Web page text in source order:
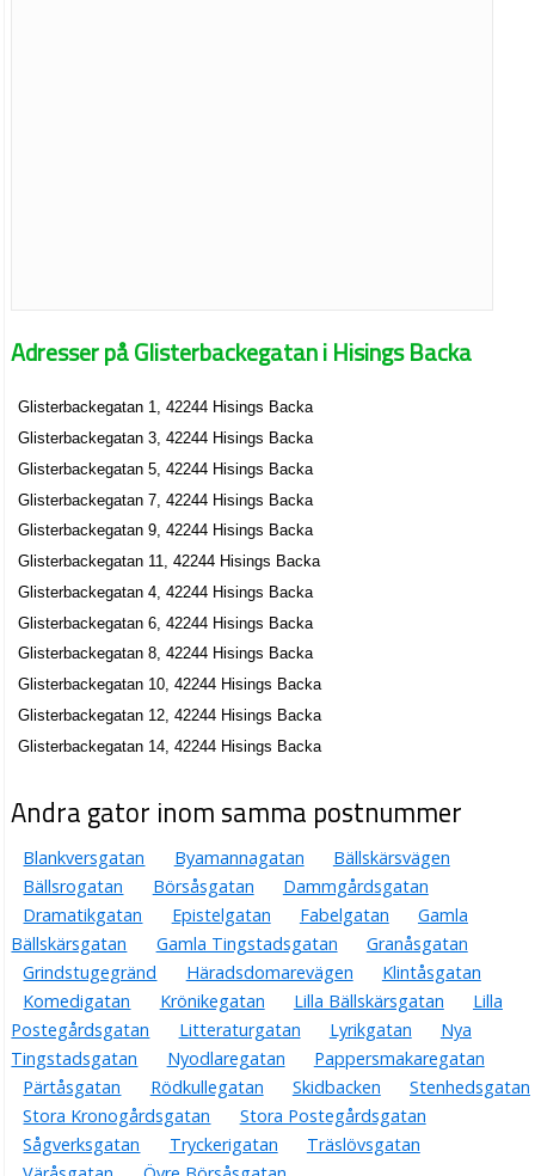
Adresser på Glisterbackegatan i Hisings Backa
Glisterbackegatan 1, 42244 Hisings Backa
Glisterbackegatan 3, 42244 Hisings Backa
Glisterbackegatan 5, 42244 Hisings Backa
Glisterbackegatan 7, 42244 Hisings Backa
Glisterbackegatan 9, 42244 Hisings Backa
Glisterbackegatan 11, 42244 Hisings Backa
Glisterbackegatan 4, 42244 Hisings Backa
Glisterbackegatan 6, 42244 Hisings Backa
Glisterbackegatan 8, 42244 Hisings Backa
Glisterbackegatan 10, 42244 Hisings Backa
Glisterbackegatan 12, 42244 Hisings Backa
Glisterbackegatan 14, 42244 Hisings Backa
Andra gator inom samma postnummer
Blankversgatan Byamannagatan
Bällskärsvägen
Bällsrogatan
Börsåsgatan
Dammgårdsgatan
Dramatikgatan
Epistelgatan Fabelgatan
Gamla
Bällskärsgatan
Gamla Tingstadsgatan
Granåsgatan
Grindstugegränd
Häradsdomarevägen
Klintåsgatan
Komedigatan
Krönikegatan Lilla Bällskärsgatan
Lilla
Postegårdsgatan
Litteraturgatan Lyrikgatan
Nya
Tingstadsgatan
Nyodlaregatan
Pappersmakaregatan
Pärtåsgatan
Rödkullegatan Skidbacken
Stenhedsgatan
Stora Kronogårdsgatan
Stora Postegårdsgatan
Sågverksgatan
Tryckerigatan
Träslövsgatan